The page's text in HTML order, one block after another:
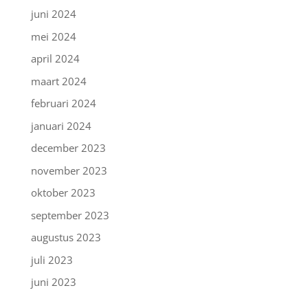
juni 2024
mei 2024
april 2024
maart 2024
februari 2024
januari 2024
december 2023
november 2023
oktober 2023
september 2023
augustus 2023
juli 2023
juni 2023